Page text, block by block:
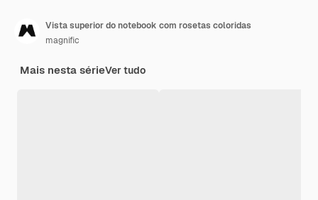
Vista superior do notebook com rosetas coloridas
magnific
Mais nesta sérieVer tudo